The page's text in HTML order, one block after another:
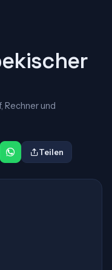
Rechner und
Teilen